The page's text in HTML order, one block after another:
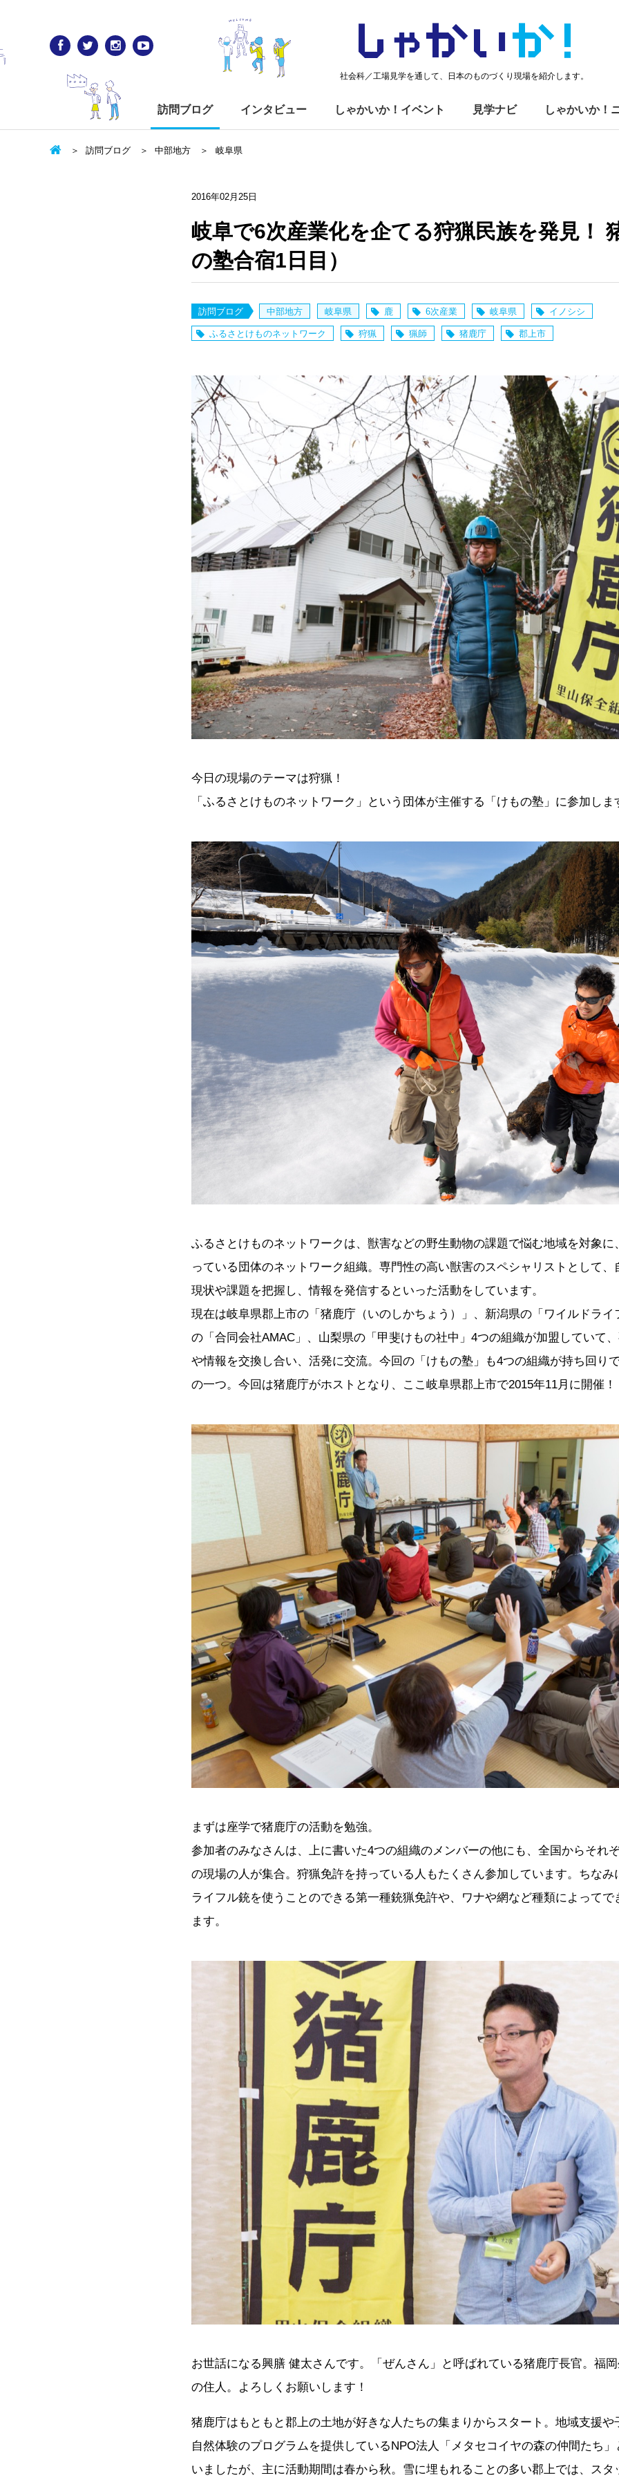
しゃかいか！
社会科／工場見学を通して、日本のものづくり現場を紹介します。
訪問ブログ インタビュー しゃかいか！イベント 見学ナビ しゃかいか！
訪問ブログ 中部地方 岐阜県
2016年02月25日
岐阜で6次産業化を企てる狩猟民族を発見！
の塾合宿1日目）
訪問ブログ 中部地方 岐阜県 鹿 6次産業 岐阜県 イノシシ
ふるさとけものネットワーク 狩猟 猟師 猪鹿庁 郡上市
今日の現場のテーマは狩猟！
「ふるさとけものネットワーク」という団体が主催する「けもの塾」に参加しま
ふるさとけものネットワークは、獣害などの野生動物の課題で悩む地域を対象
っている団体のネットワーク組織。専門性の高い獣害のスペシャリストとして
現状や課題を把握し、情報を発信するといった活動をしています。
現在は岐阜県郡上市の「猪鹿庁（いのしかちょう）」、新潟県の「ワイルドラ
の「合同会社AMAC」、山梨県の「甲斐けもの社中」4つの組織が加盟していて
や情報を交換し合い、活発に交流。今回の「けもの塾」も4つの組織が持ち回り
の一つ。今回は猪鹿庁がホストとなり、ここ岐阜県郡上市で2015年11月に開催！
まずは座学で猪鹿庁の活動を勉強。
参加者のみなさんは、上に書いた4つの組織のメンバーの他にも、全国からそれ
の現場の人が集合。狩猟免許を持っている人もたくさん参加しています。ちな
ライフル銃を使うことのできる第一種銃猟免許や、ワナや網など種類によって
ます。
お世話になる興膳 健太さんです。「ぜんさん」と呼ばれている猪鹿庁長官。福
の住人。よろしくお願いします！
猪鹿庁はもともと郡上の土地が好きな人たちの集まりからスタート。地域支援
自然体験のプログラムを提供しているNPO法人「メタセコイヤの森の仲間たち
いましたが、主に活動期間は春から秋。雪に埋もれることの多い郡上では、ス